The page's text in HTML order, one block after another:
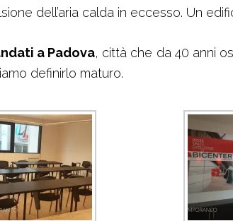
dell’aria calda in eccesso. Un
a Padova, città che da 40 anni
definirlo maturo.